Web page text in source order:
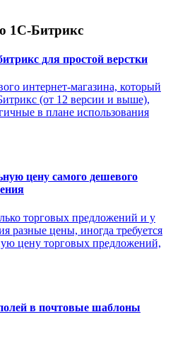
1С-Битрикс
для простой верстки
интернет-магазина, который
(от 12 версии и выше),
в плане использования
цену самого дешевого
торговых предложений и у
разные цены, иногда требуется
цену торговых предложений,
в почтовые шаблоны